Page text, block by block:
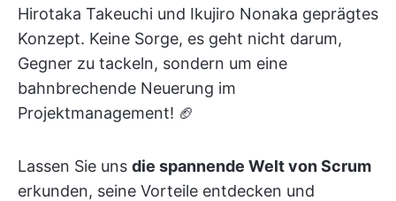
Hirotaka Takeuchi und Ikujiro Nonaka geprägtes
Konzept. Keine Sorge, es geht nicht darum,
Gegner zu tackeln, sondern um eine
bahnbrechende Neuerung im
Projektmanagement! 🏈
Lassen Sie uns die spannende Welt von Scrum
erkunden, seine Vorteile entdecken und